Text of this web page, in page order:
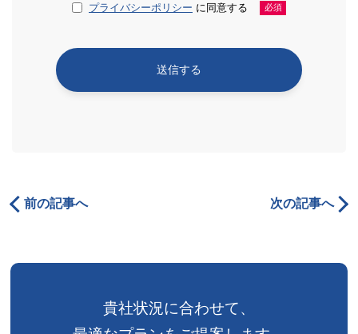
プライバシーポリシー に同意する 必須
前の記事へ 次の記事へ
貴社状況に合わせて、